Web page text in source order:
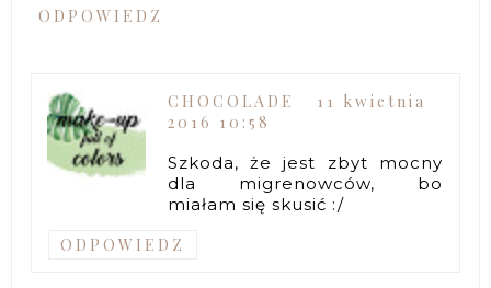
ODPOWIEDZ
CHOCOLADE
11 kwietnia
2016 10:58
Szkoda, że jest zbyt mocny
dla migrenowców, bo
miałam się skusić :/
ODPOWIEDZ